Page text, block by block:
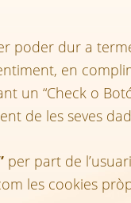
poder dur a
en
un “Check o
de les seves
per part de
les cookies